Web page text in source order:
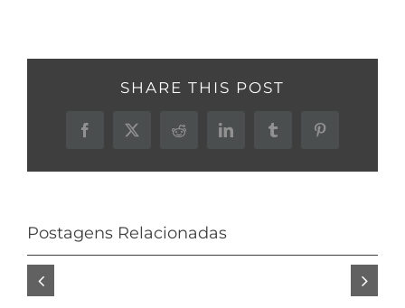
SHARE THIS POST
Facebook
X Reddit LinkedInTumblr Pinterest
Postagens Relacionadas
COMEPI